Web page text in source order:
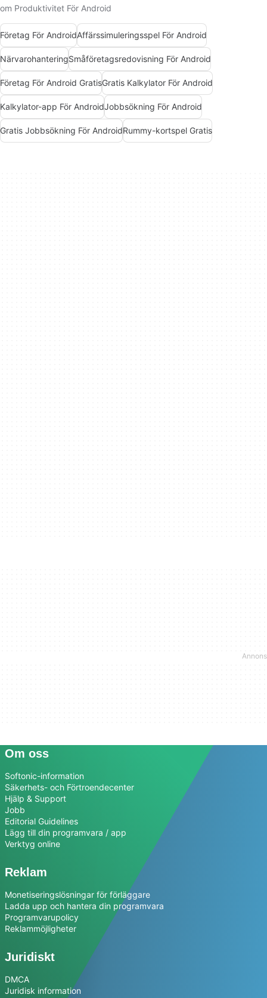
om Produktivitet För Android
Företag För AndroidAffärssimuleringsspel För Android
NärvarohanteringSmåföretagsredovisning För Android
Företag För Android GratisGratis Kalkylator För Android
Kalkylator-app För AndroidJobbsökning För Android
Gratis Jobbsökning För AndroidRummy-kortspel Gratis
Om oss
Softonic-information
Säkerhets- och Förtroendecenter
Hjälp & Support
Jobb
Editorial Guidelines
Lägg till din programvara / app
Verktyg online
Reklam
Monetiseringslösningar för förläggare
Ladda upp och hantera din programvara
Programvarupolicy
Reklammöjligheter
Juridiskt
DMCA
Juridisk information